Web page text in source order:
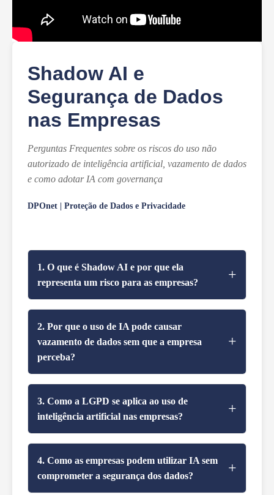
Shadow AI e
Segurança de Dados
nas Empresas
Perguntas Frequentes sobre os riscos do uso não
autorizado de inteligência artificial, vazamento de dados
e como adotar IA com governança
DPOnet | Proteção de Dados e Privacidade
1. O que é Shadow AI e por que ela
representa um risco para as empresas?
Shadow AI ocorre quando colaboradores
utilizam ferramentas de inteligência artificial
sem aprovação ou controle da empresa.
Embora isso possa aumentar a
produtividade, também expõe dados
códigos e dados de clientes. O grande risco
compartilhados com sistemas externos, sem
qualquer governança ou controle.
2. Por que o uso de IA pode causar
vazamento de dados sem que a empresa
perceba?
Muitas ferramentas de IA utilizam os dados
inseridos para treinar seus modelos, o que
significa que a informação pode ser
incorporada ao sistema. Assim, ao inserir
a empresa pode perder completamente o
controle sobre essas informações. Esse é
3. Como a LGPD se aplica ao uso de
inteligência artificial nas empresas?
Embora a LGPD não trate diretamente da IA,
seus princípios continuam válidos. O uso de
dados deve respeitar finalidade,
4. Como as empresas podem utilizar IA sem
comprometer a segurança dos dados?